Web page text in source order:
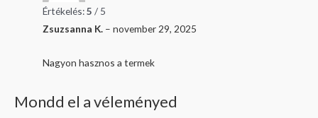
Értékelés:5 / 5
Zsuzsanna K. – november 29, 2025
Nagyon hasznos a termek
Mondd el a véleményed